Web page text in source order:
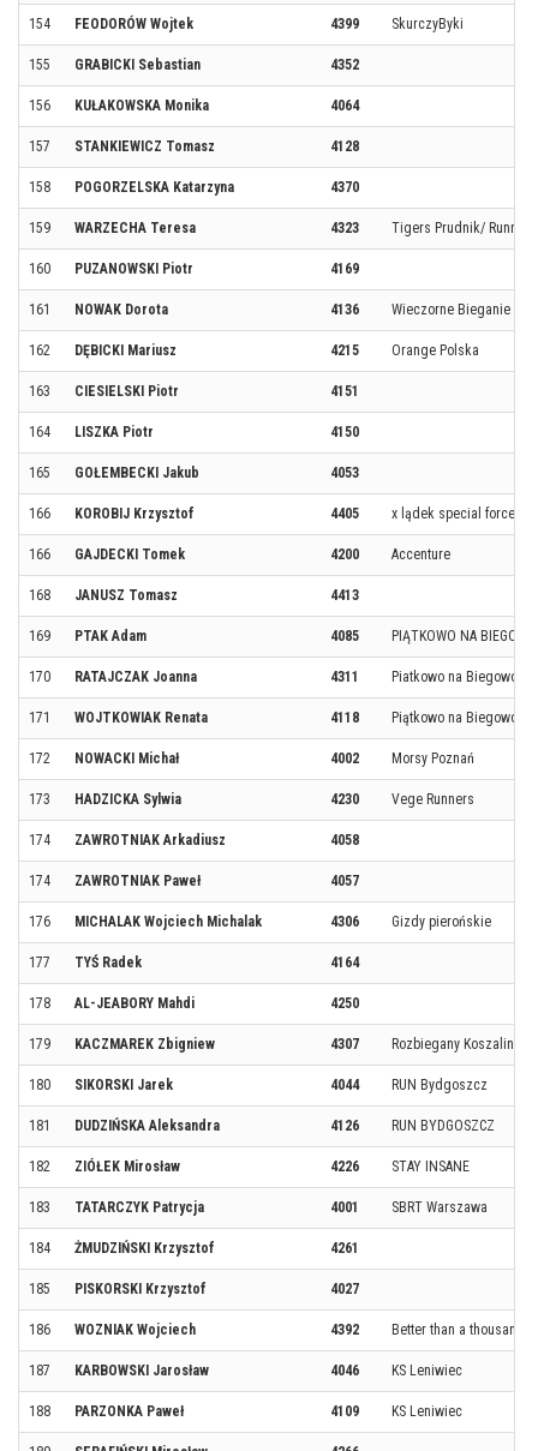
154 FEODORÓW Wojtek 4399 SkurczyByki
155 GRABICKI Sebastian 4352
156 KUŁAKOWSKA Monika 4064
157 STANKIEWICZ Tomasz 4128
158 POGORZELSKA Katarzyna 4370
159 WARZECHA Teresa 4323 Tigers Prudnik/
160 PUZANOWSKI Piotr 4169
161 NOWAK Dorota 4136 Wieczorne Bieganie w
162 DĘBICKI Mariusz 4215 Orange Polska
163 CIESIELSKI Piotr 4151
164 LISZKA Piotr 4150
165 GOŁEMBECKI Jakub 4053
166 KOROBIJ Krzysztof 4405 x lądek special forces
166 GAJDECKI Tomek 4200 Accenture
168 JANUSZ Tomasz 4413
169 PTAK Adam 4085 PIĄTKOWO NA BIEGOWO
170 RATAJCZAK Joanna 4311 Piatkowo na Biegowo
171 WOJTKOWIAK Renata 4118 Piątkowo na Biegowo
172 NOWACKI Michał 4002 Morsy Poznań
173 HADZICKA Sylwia 4230 Vege Runners
174 ZAWROTNIAK Arkadiusz 4058
174 ZAWROTNIAK Paweł 4057
176 MICHALAK Wojciech Michalak 4306 Gizdy pierońskie
177 TYŚ Radek 4164
178 AL-JEABORY Mahdi 4250
179 KACZMAREK Zbigniew 4307 Rozbiegany Koszalin
180 SIKORSKI Jarek 4044 RUN Bydgoszcz
181 DUDZIŃSKA Aleksandra 4126 RUN BYDGOSZCZ
182 ZIÓŁEK Mirosław 4226 STAY INSANE
183 TATARCZYK Patrycja 4001 SBRT Warszawa
184 ŻMUDZIŃSKI Krzysztof 4261
185 PISKORSKI Krzysztof 4027
186 WOZNIAK Wojciech 4392 Better than a thousand
187 KARBOWSKI Jarosław 4046 KS Leniwiec
188 PARZONKA Paweł 4109 KS Leniwiec